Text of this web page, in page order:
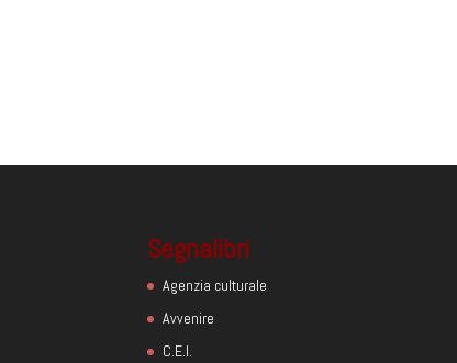
Segnalibri
Agenzia culturale
Avvenire
C.E.I.